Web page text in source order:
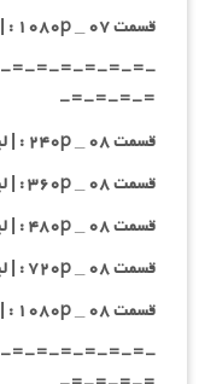
قسمت ۰۷ _ ۱۰۸۰p : | لینک مستقیم |
=-=-=-=-=-=-
=-=-=-=-
قسمت ۰۸ _ ۲۴۰p : | لینک مستقیم |
قسمت ۰۸ _ ۳۶۰p : | لینک مستقیم |
قسمت ۰۸ _ ۴۸۰p : | لینک مستقیم |
قسمت ۰۸ _ ۷۲۰p : | لینک مستقیم |
قسمت ۰۸ _ ۱۰۸۰p : | لینک مستقیم |
=-=-=-=-=-=-